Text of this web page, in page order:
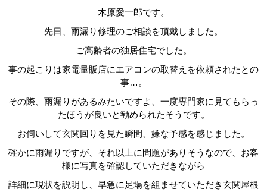
木原愛一郎です。
先日、雨漏り修理のご相談を頂戴しました。
ご高齢者の独居住宅でした。
事の起こりは家電量販店にエアコンの取替えを依頼されたとの
事…。
その際、雨漏りがあるみたいですよ、一度専門家に見てもらっ
たほうが良いと勧められたそうです。
お伺いして玄関回りを見た瞬間、嫌な予感を感じました。
確かに雨漏りですが、それ以上に問題がありそうなので、お客
様に写真を確認していただきながら
詳細に現状を説明し、早急に足場を組ませていただき玄関屋根